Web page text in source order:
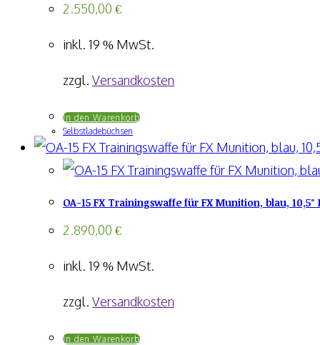
2.550,00 €
inkl. 19 % MwSt.
zzgl. Versandkosten
In den Warenkorb
Selbstladebüchsen
OA-15 FX Trainingswaffe für FX Munition, blau, 10,5″
2.890,00 €
inkl. 19 % MwSt.
zzgl. Versandkosten
In den Warenkorb